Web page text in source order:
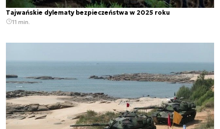
Tajwańskie dylematy bezpieczeństwa w 2025 roku
11 min.